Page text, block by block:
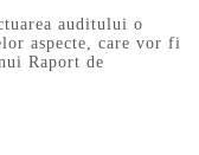
auditului o
aspecte, care vor fi
Raport de
cu CRJM: